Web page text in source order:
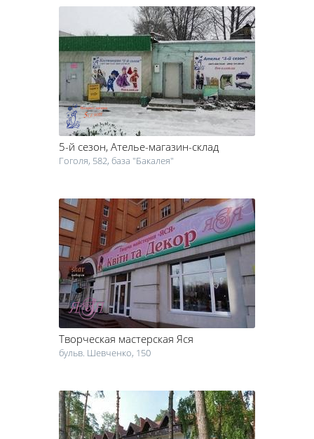
5-й сезон, Ателье-магазин-склад
Гоголя, 582, база "Бакалея"
Творческая мастерская Яся
бульв. Шевченко, 150